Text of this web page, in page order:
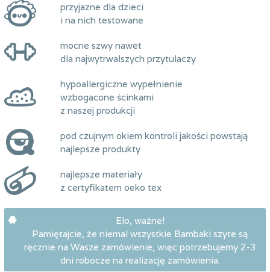
przyjazne dla dzieci
i na nich testowane
mocne szwy nawet
dla najwytrwalszych przytulaczy
hypoallergiczne wypełnienie
wzbogacone ścinkami
z naszej produkcji
pod czujnym okiem kontroli jakości powstają
najlepsze produkty
najlepsze materiały
z certyfikatem oeko tex
Elo, ważne!
Pamiętajcie, że niemal wszystkie Bambaki szyte są
ręcznie na Wasze zamówienie, więc potrzebujemy 2-3
dni robocze na realizację zamówienia.